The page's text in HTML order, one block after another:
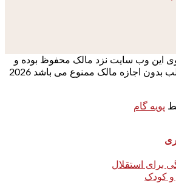
این وب سایت نزد مالک محفوظ بوده و
هرگونه استفاده از مطالب بدون اجازه مالک ممنوع می باشد 2026
پویه گام
برای استقلال
و کودک